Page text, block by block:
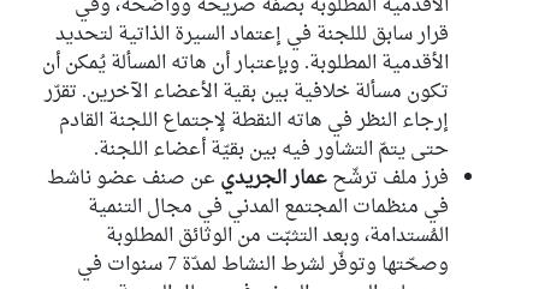
قرار سابق لللجنة في إعتماد السيرة الذاتية لتحديد
الأقدمية المطلوبة. وبإعتبار أن هاته المسألة يُمكن أن
تكون مسألة خلافية بين بقية الأعضاء الآخرين. تقرّر
إرجاء النظر في هاته النقطة لإجتماع اللجنة القادم
حتى يتمّ التشاور فيه بين بقيّة أعضاء اللجنة.
فرز ملف ترشّحعمار الجريدي عن صنف عضو ناشط
في منظمات المجتمع المدني في مجال التنمية
المُستدامة، وبعد التثبّت من الوثائق المطلوبة
وصحّتها وتوفّر لشرط النشاط لمدّة 7 سنوات في